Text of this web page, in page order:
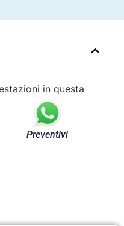
in questa
Preventivi